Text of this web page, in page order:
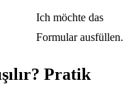
Ich möchte das
Formular ausfüllen.
Pratik